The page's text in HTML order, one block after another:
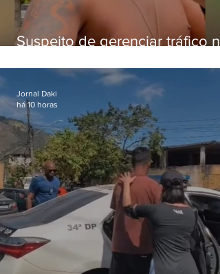
Suspeito de gerenciar tráfico na
foragido
Jornal Daki
há 10 horas